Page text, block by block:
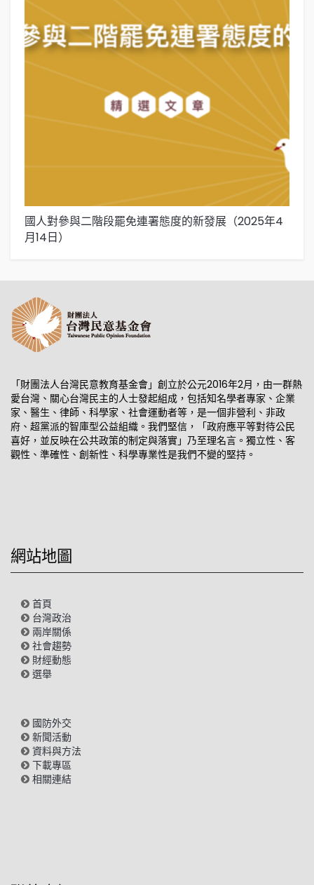
國人對參與二階段罷免連署態度的新發展（2025年4
月14日）
「財團法人台灣民意教育基金會」創立於公元2016年2月，由一群熱
愛台灣、關心台灣民主的人士發起組成，包括知名學者專家、企業
家、醫生、律師、科學家、社會運動者等，是一個非營利、非政
府、超黨派的智庫型公益組織。我們堅信，「政府應平等對待公民
喜好，並反映在公共政策的制定與落實」乃至理名言。獨立性、客
觀性、準確性、創新性、科學專業性是我們不變的堅持。
網站地圖
首頁
台灣政治
兩岸關係
社會趨勢
財經動態
選舉
國防外交
新聞活動
資料與方法
下載專區
相關連結